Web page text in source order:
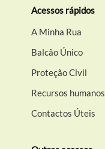
Acessos rápidos
A Minha Rua
Balcão Único
Proteção Civil
Recursos humanos
Contactos Úteis